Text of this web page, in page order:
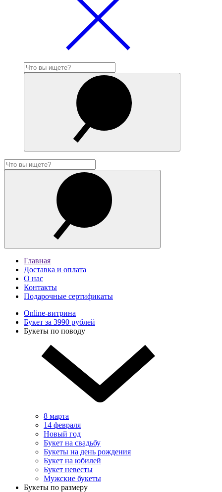
Главная
Доставка и оплата
О нас
Контакты
Подарочные сертификаты
Online-витрина
Букет за 3990 рублей
Букеты по поводу
8 марта
14 февраля
Новый год
Букет на свадьбу
Букеты на день рождения
Букет на юбилей
Букет невесты
Мужские букеты
Букеты по размеру